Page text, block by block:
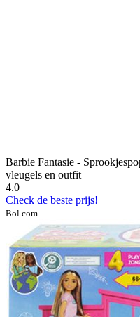
Barbie Fantasie -
vleugels en outfit
4.0
Check de beste prijs!
Bol.com